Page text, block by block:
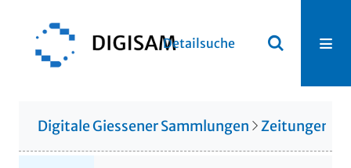
Detailsuche
Digitale Giessener Sammlungen Zeitungen